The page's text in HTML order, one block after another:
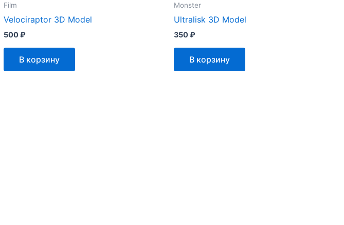
Film
Velociraptor 3D Model
500₽
В корзину
Monster
Ultralisk 3D Model
350₽
В корзину